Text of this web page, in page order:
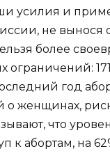
усилия и
не
более
ограничений:
год
о женщинах,
что
к абортам, на